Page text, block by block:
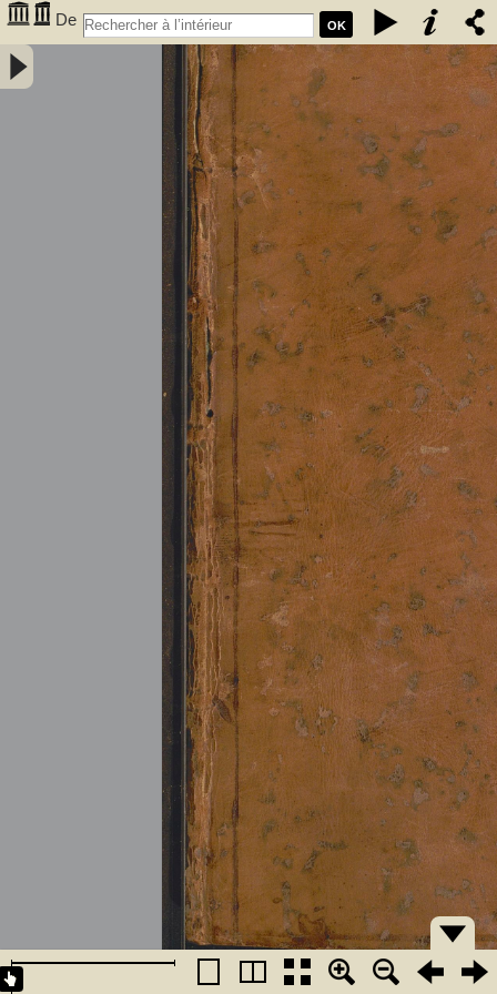
OK
De
l'électricité des végétaux : ouvrage dans lequel on traite de
l'électricité de l'atmosphere sur les plantes, de ses effets sur
l'économie des végétaux, de leurs vertus médico & nutritivo-
électriques, & principalement des moyens de pratique de l'appliquer
utilement à l'agriculture, avec l'invention d'un électro-végétometre .
Avec figures en taille-douce. Par M. l'Abbé Bertholon, de S. Lazare,
professeur de physique expérimentale des états généraux de la
province de Languedoc ... - Bertholon, Pierre Nicolas (abbé ; 1742-